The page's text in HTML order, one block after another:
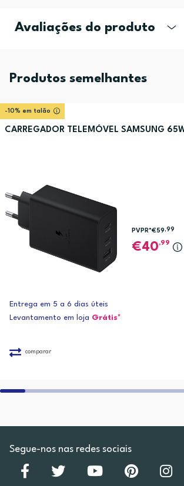
Avaliações do produto
Produtos semelhantes
-10% em talão
CARREGADOR TELEMÓVEL SAMSUNG 65W
PVPR*€59,99
40,99
Entrega em 5 a 6 dias úteis
Levantamento em loja Grátis*
comparar
Segue-nos nas redes sociais